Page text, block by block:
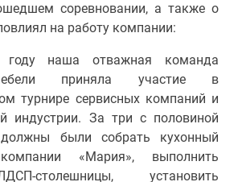
соревновании, а также о
на работу компании:
наша отважная команда
приняла участие в
турнире сервисных компаний и
индустрии. За три с половиной
были собрать кухонный
«Мария», выполнить
столешницы, установить